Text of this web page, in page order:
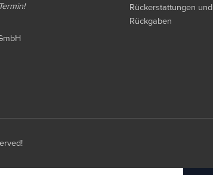
Rückerstattungen und
Rückgaben